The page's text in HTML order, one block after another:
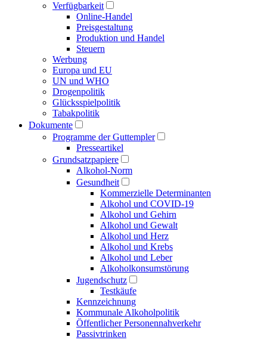
Verfügbarkeit
Online-Handel
Preisgestaltung
Produktion und Handel
Steuern
Werbung
Europa und EU
UN und WHO
Drogenpolitik
Glücksspielpolitik
Tabakpolitik
Dokumente
Programme der Guttempler
Presse­artikel
Grundsatzpapiere
Alkohol-Norm
Gesundheit
Kommerzielle Determinanten
Alkohol und COVID-19
Alkohol und Gehirn
Alkohol und Gewalt
Alkohol und Herz
Alkohol und Krebs
Alkohol und Leber
Alkoholkonsumstörung
Jugendschutz
Testkäufe
Kennzeichnung
Kommunale Alkoholpolitik
Öffentlicher Personen­nahverkehr
Passivtrinken